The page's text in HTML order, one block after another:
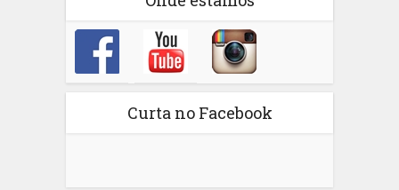
Curta no Facebook